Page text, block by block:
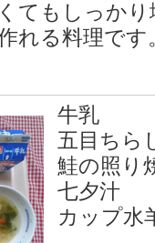
てもしっか
れる料理です
牛乳
五目ちら
鮭の照り
七夕汁
カップ水